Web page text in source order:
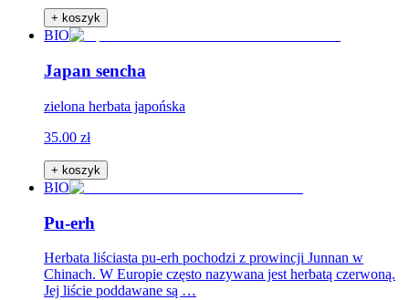
+ koszyk
BIO
Japan sencha
zielona herbata japońska
35.00 zł
+ koszyk
BIO
Pu-erh
Herbata liściasta pu-erh pochodzi z prowincji Junnan w
Chinach. W Europie często nazywana jest herbatą czerwoną.
Jej liście poddawane są …